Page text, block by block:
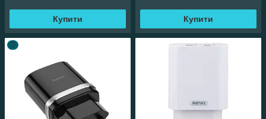
Купити Купити
0